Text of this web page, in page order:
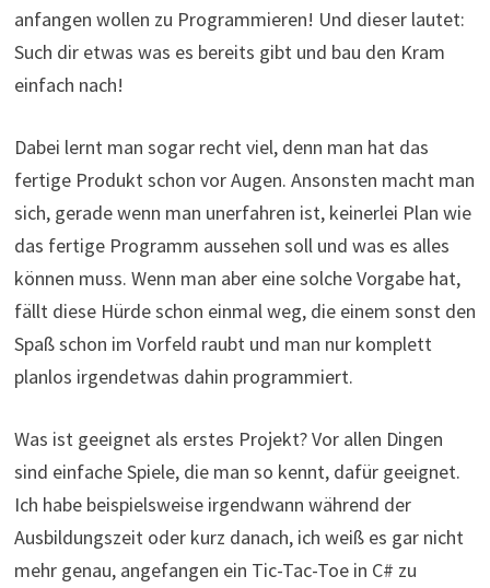
anfangen wollen zu Programmieren! Und dieser lautet:
Such dir etwas was es bereits gibt und bau den Kram
einfach nach!
Dabei lernt man sogar recht viel, denn man hat das
fertige Produkt schon vor Augen. Ansonsten macht man
sich, gerade wenn man unerfahren ist, keinerlei Plan wie
das fertige Programm aussehen soll und was es alles
können muss. Wenn man aber eine solche Vorgabe hat,
fällt diese Hürde schon einmal weg, die einem sonst den
Spaß schon im Vorfeld raubt und man nur komplett
planlos irgendetwas dahin programmiert.
Was ist geeignet als erstes Projekt? Vor allen Dingen
sind einfache Spiele, die man so kennt, dafür geeignet.
Ich habe beispielsweise irgendwann während der
Ausbildungszeit oder kurz danach, ich weiß es gar nicht
mehr genau, angefangen ein Tic-Tac-Toe in C# zu